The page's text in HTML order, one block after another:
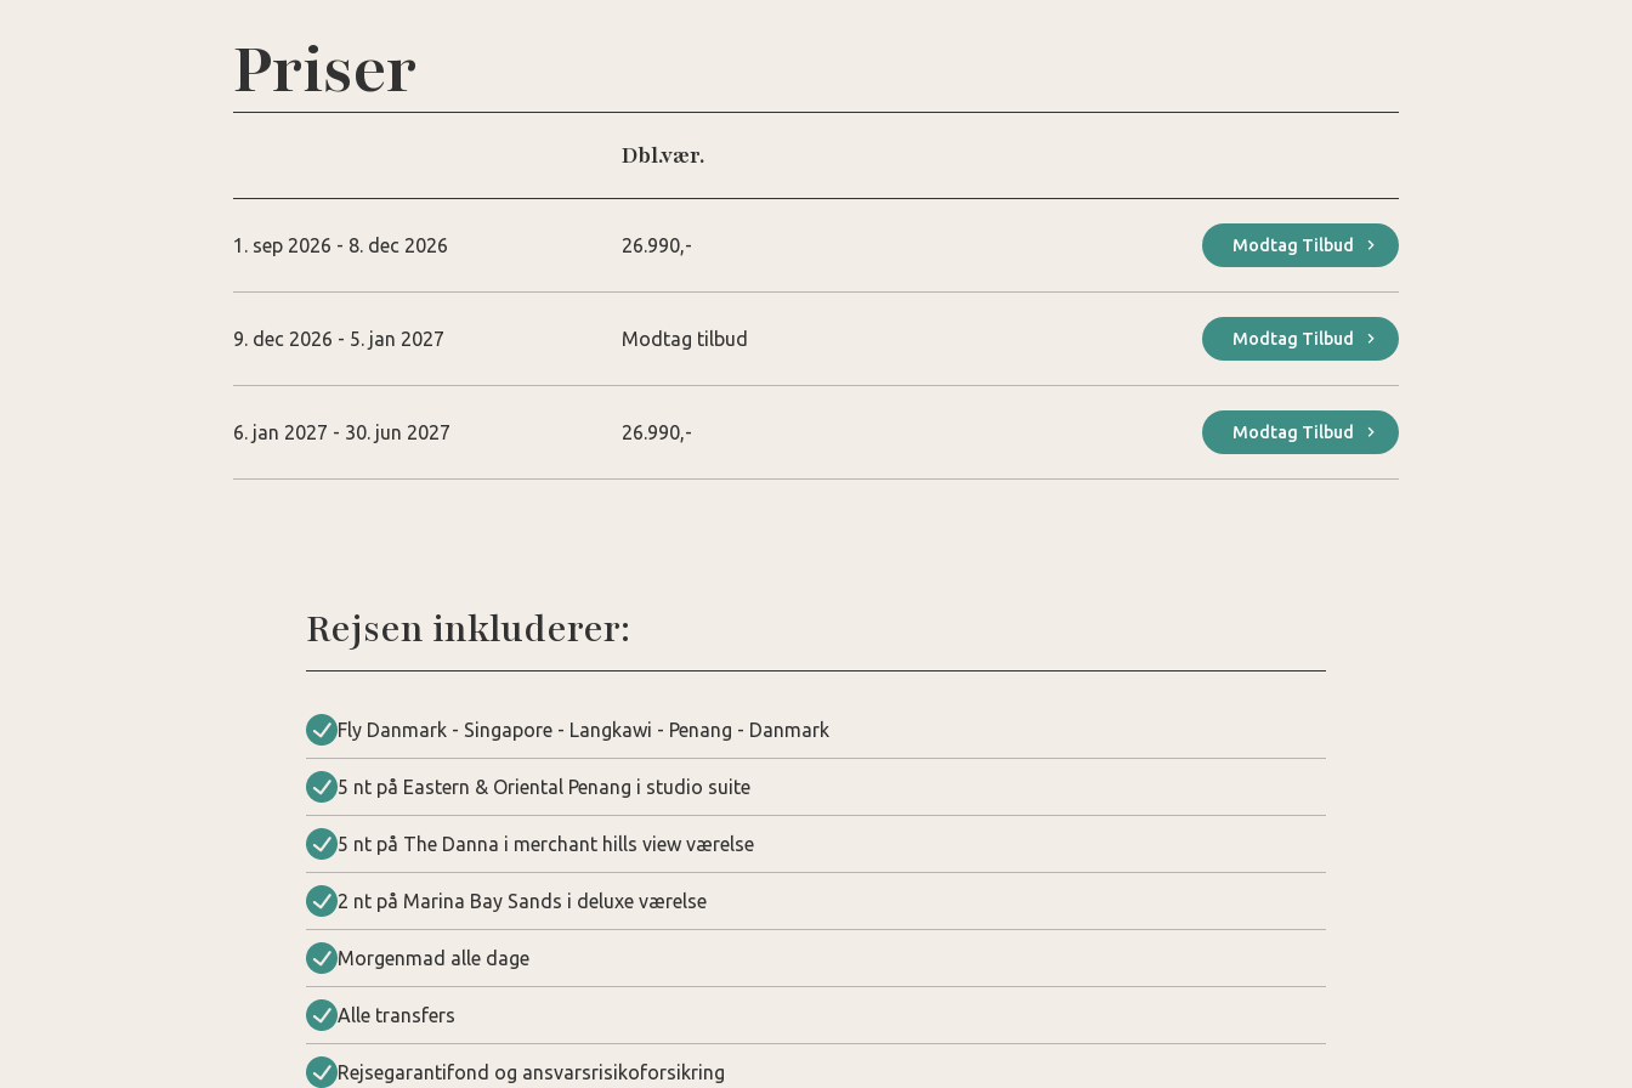
Priser
Dbl.vær.
1. sep 2026 - 8. dec 2026 26.990,- Modtag Tilbud
9. dec 2026 - 5. jan 2027 Modtag tilbud Modtag Tilbud
6. jan 2027 - 30. jun 2027 26.990,- Modtag Tilbud
Rejsen inkluderer:
Fly Danmark - Singapore - Langkawi - Penang - Danmark
5 nt på Eastern & Oriental Penang i studio suite
5 nt på The Danna i merchant hills view værelse
2 nt på Marina Bay Sands i deluxe værelse
Morgenmad alle dage
Alle transfers
Rejsegarantifond og ansvarsrisikoforsikring